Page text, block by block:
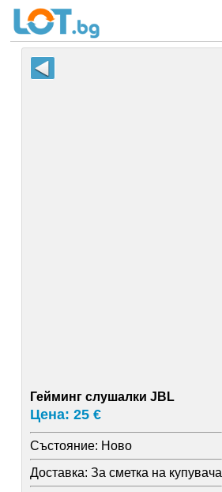
Гейминг слушалки JBL
Цена: 25 €
Състояние: Ново
Доставка: За сметка на купувача